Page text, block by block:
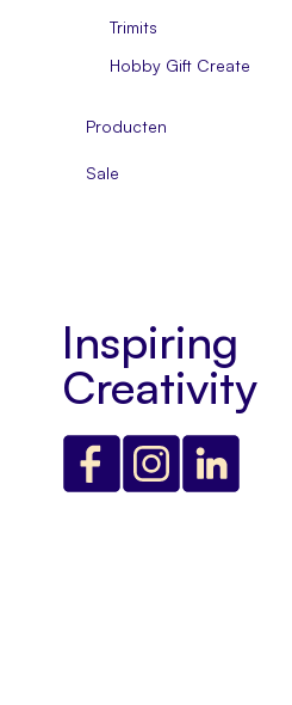
Trimits
Hobby Gift Create
Producten
Sale
Inspiring
Creativity